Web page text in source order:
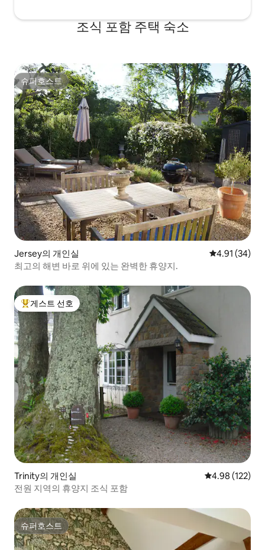
조식 포함 주택 숙소
슈퍼호스트
슈퍼호스트
Jersey의 개인실 평점 4.91점
4.91 (34)
최고의 해변 바로 위에 있는 완벽한 휴양지.
상위 게스트 선호
게스트 선호
Trinity의 개인실 평점 4.98점(5
4.98 (122)
전원 지역의 휴양지 조식 포함
슈퍼호스트
슈퍼호스트